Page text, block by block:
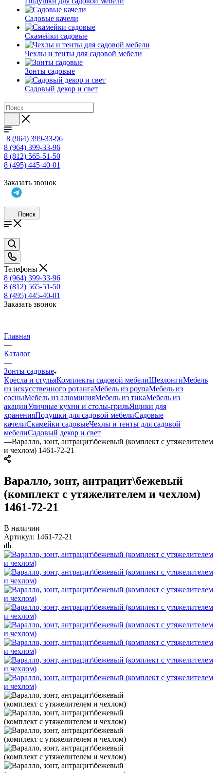
Садовые качели
Скамейки садовые
Чехлы и тенты для садовой мебели
Зонты садовые
Садовый декор и свет
8 (964) 399-33-96
8 (964) 399-33-96
8 (812) 565-51-50
8 (495) 445-40-01
Заказать звонок
Поиск
Телефоны
8 (964) 399-33-96
8 (812) 565-51-50
8 (495) 445-40-01
Заказать звонок
Главная
—
Каталог
—
Зонты садовые
Кресла и стульяКомплекты садовой мебелиШезлонгиМебель
из искусственного ротангаМебель из роупаМебель из
сосныМебель из алюминияМебель из тикаМебель из
акацииУличные кухни и столы-грильЯщики для
храненияПодушки для садовой мебелиСадовые
качелиСкамейки садовыеЧехлы и тенты для садовой
мебелиСадовый декор и свет
—Варалло, зонт, антрацит\бежевый (комплект с утяжелителем
и чехлом) 1461-72-21
Варалло, зонт, антрацит\бежевый
(комплект с утяжелителем и чехлом)
1461-72-21
В наличии
Артикул: 1461-72-21